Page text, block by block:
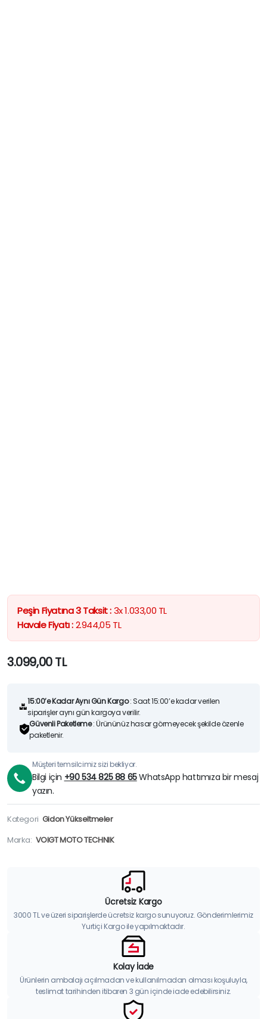
Peşin Fiyatına 3 Taksit :3x1.033,00 TL
Havale Fiyatı :2.944,05 TL
3.099,00TL
15:00’e Kadar Aynı Gün Kargo: Saat 15:00’e kadar verilen
siparişler aynı gün kargoya verilir.
Güvenli Paketleme: Ürününüz hasar görmeyecek şekilde özenle
paketlenir.
Müşteri temsilcimiz sizi bekliyor.
Bilgi için +90 534 825 88 65WhatsApp hattımıza bir mesaj
yazın.
Kategori Gidon Yükseltmeler
Marka: VOIGT MOTO TECHNIK
Ücretsiz Kargo
3000 TL ve üzeri siparişlerde ücretsiz kargo sunuyoruz. Gönderimlerimiz
Yurtiçi Kargo ile yapılmaktadır.
Kolay İade
Ürünlerin ambalajı açılmadan ve kullanılmadan olması koşuluyla,
teslimat tarihinden itibaren 3 gün içinde iade edebilirsiniz.